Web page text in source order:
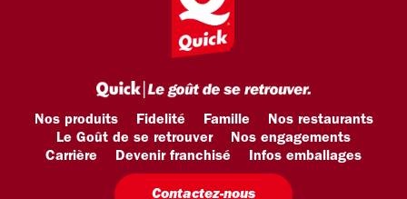
Nos produits Fidelité Famille
Nos restaurants
Le Goût de se retrouver
Nos engagements
Carrière
Devenir franchisé Infos emballages
Contactez-nous